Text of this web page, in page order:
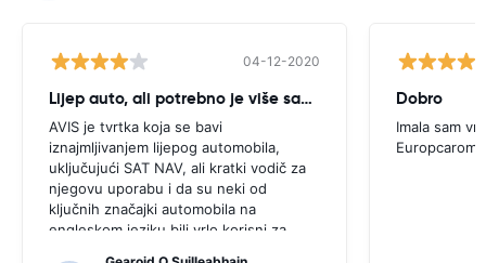
04-12-2020
Lijep auto, ali potrebno je više savjeta
AVIS je tvrtka koja se bavi
iznajmljivanjem lijepog automobila,
uključujući SAT NAV, ali kratki vodič za
njegovu uporabu i da su neki od
ključnih značajki automobila na
engleskom jeziku bili vrlo korisni za
Dobro
Imala sam
Europcarom